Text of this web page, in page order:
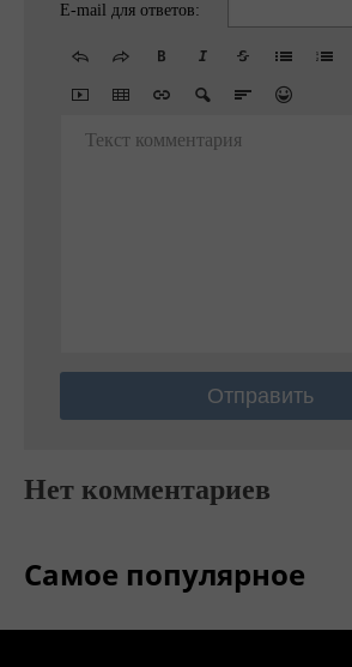
E-mail для ответов:
Текст комментария
Нет комментариев
Самое популярное